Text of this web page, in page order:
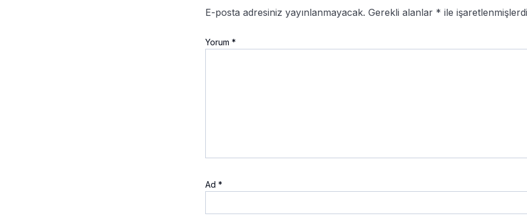
E-posta adresiniz yayınlanmayacak. Gerekli alanlar * ile
Yorum*
Ad*